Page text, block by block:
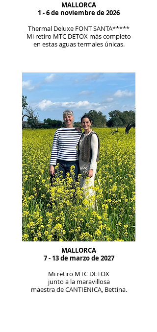
MALLORCA
1 - 6 de noviembre de 2026
Thermal Deluxe FONT SANTA*****
Mi retiro MTC DETOX más completo
en estas aguas termales únicas.
MALLORCA
7 - 13 de marzo de 2027
Mi retiro MTC DETOX
junto a la maravillosa
maestra de CANTIENICA, Bettina.